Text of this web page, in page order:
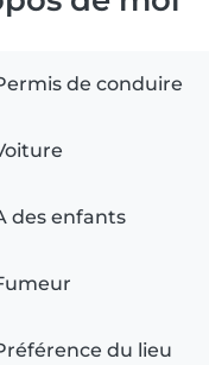
de conduire
des enfants
du lieu